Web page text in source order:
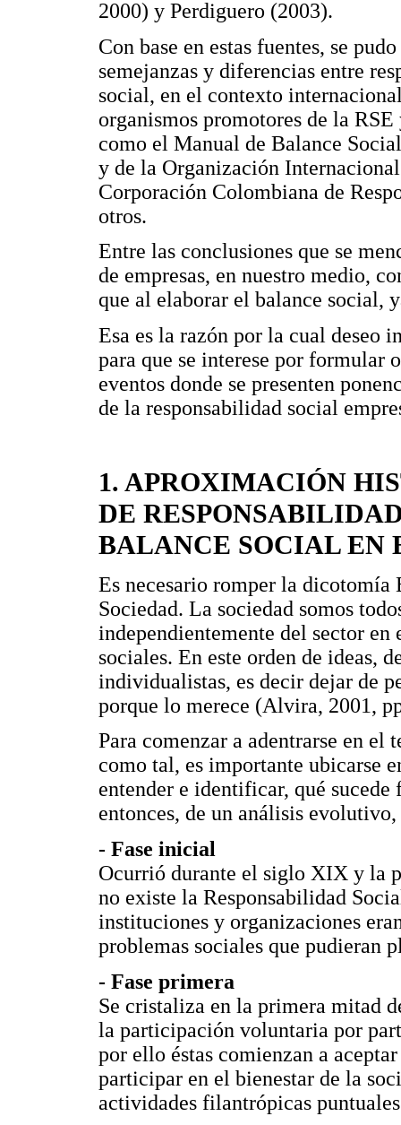
2000) y Perdiguero (2003).
Con base en estas fuentes, se
semejanzas y diferencias entre
social, en el contexto
organismos promotores de la
como el Manual de Balance
y de la Organización
Corporación Colombiana de
otros.
Entre las conclusiones que se
de empresas, en nuestro medio,
que al elaborar el balance social,
Esa es la razón por la cual deseo
para que se interese por formular
eventos donde se presenten
de la responsabilidad social
1. APROXIMACIÓN
DE
BALANCE SOCIAL EN
Es necesario romper la dicotomía
Sociedad. La sociedad somos
independientemente del sector
sociales. En este orden de ideas,
individualistas, es decir dejar de
porque lo merece (Alvira, 2001,
Para comenzar a adentrarse en el
como tal, es importante ubicarse
entender e identificar, qué
entonces, de un análisis
- Fase inicial
Ocurrió durante el siglo XIX y la
no existe la Responsabilidad
instituciones y organizaciones
problemas sociales que pudieran
- Fase primera
Se cristaliza en la primera mitad
la participación voluntaria por
por ello éstas comienzan a
participar en el bienestar de la
actividades filantrópicas